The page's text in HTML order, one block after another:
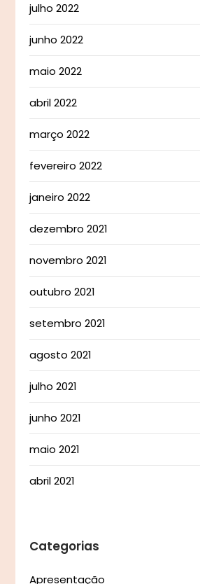
julho 2022
junho 2022
maio 2022
abril 2022
março 2022
fevereiro 2022
janeiro 2022
dezembro 2021
novembro 2021
outubro 2021
setembro 2021
agosto 2021
julho 2021
junho 2021
maio 2021
abril 2021
Categorias
Apresentação